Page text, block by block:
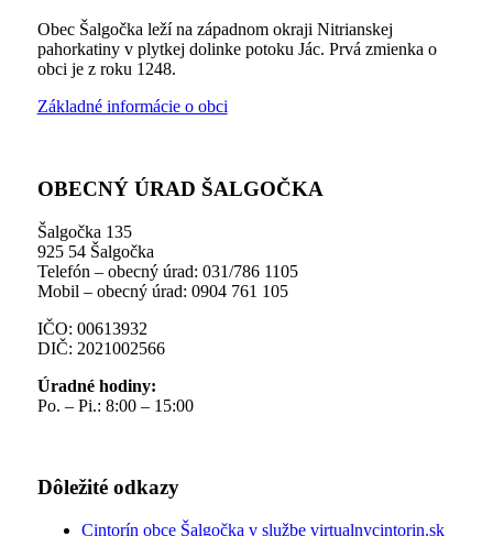
Obec Šalgočka leží na západnom okraji Nitrianskej
pahorkatiny v plytkej dolinke potoku Jác. Prvá zmienka o
obci je z roku 1248.
Základné informácie o obci
OBECNÝ ÚRAD ŠALGOČKA
Šalgočka 135
925 54 Šalgočka
Telefón – obecný úrad: 031/786 1105
Mobil – obecný úrad: 0904 761 105
IČO: 00613932
DIČ: 2021002566
Úradné hodiny:
Po. – Pi.: 8:00 – 15:00
Dôležité odkazy
Cintorín obce Šalgočka v službe virtualnycintorin.sk